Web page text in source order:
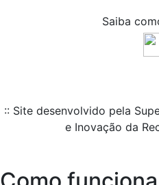
Saiba
:: Site desenvolvido pela
e Inovação da